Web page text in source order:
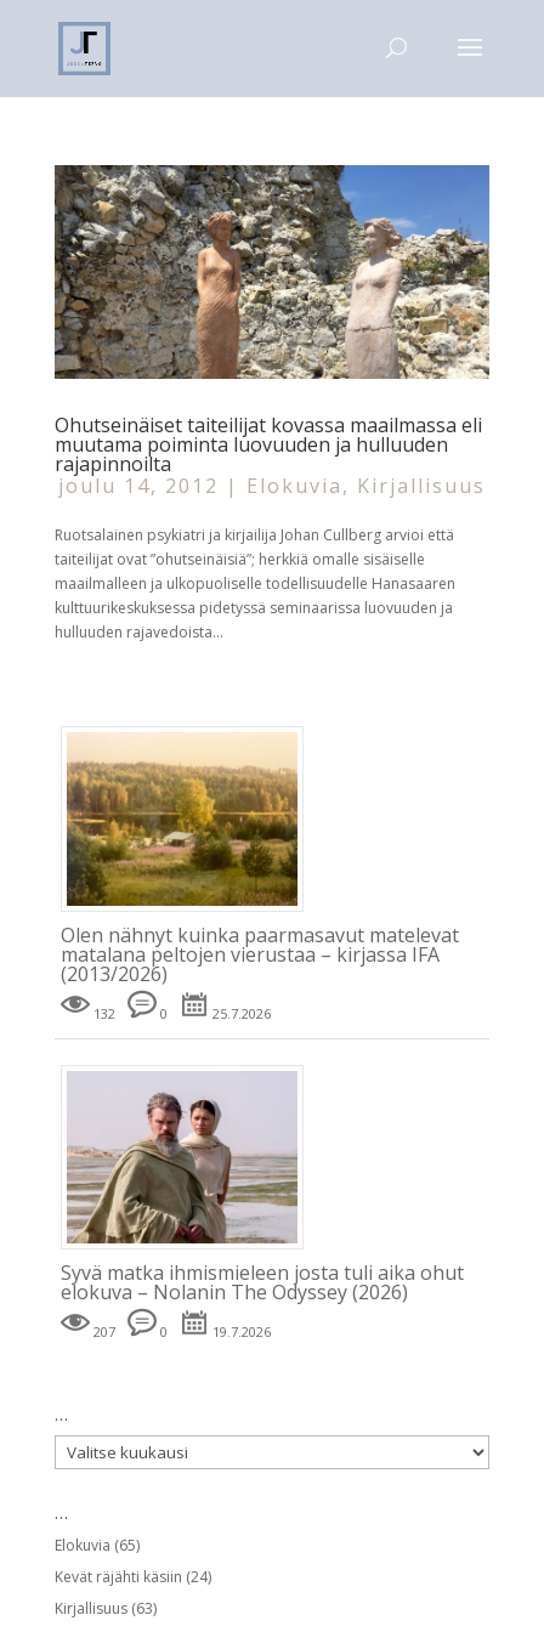
Ohutseinäiset taiteilijat kovassa maailmassa eli
muutama poiminta luovuuden ja hulluuden
rajapinnoilta
joulu 14, 2012 | Elokuvia, Kirjallisuus
Ruotsalainen psykiatri ja kirjailija Johan Cullberg arvioi että
taiteilijat ovat ”ohutseinäisiä”; herkkiä omalle sisäiselle
maailmalleen ja ulkopuoliselle todellisuudelle Hanasaaren
kulttuurikeskuksessa pidetyssä seminaarissa luovuuden ja
hulluuden rajavedoista...
Olen nähnyt kuinka paarmasavut matelevat
matalana peltojen vierustaa – kirjassa IFA
(2013/2026)
132 0 25.7.2026
Syvä matka ihmismieleen josta tuli aika ohut
elokuva – Nolanin The Odyssey (2026)
207 0 19.7.2026
…
…
Elokuvia (65)
Kevät räjähti käsiin (24)
Kirjallisuus(63)